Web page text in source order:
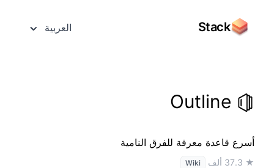
Stack العربية
أسرع قاعدة معرفة للفرق النامية
★ 37.3 ألف Wiki